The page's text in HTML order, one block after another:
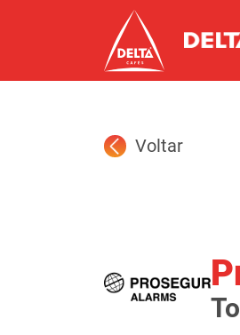
Voltar